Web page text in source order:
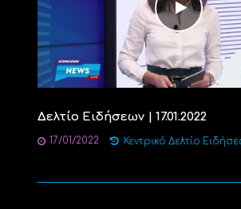
Δελτίο Ειδήσεων | 17.01.2022
17/01/2022 Κεντρικό Δελτίο